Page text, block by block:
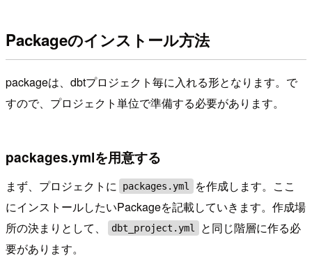
Packageのインストール方法
packageは、dbtプロジェクト毎に入れる形となります。で
すので、プロジェクト単位で準備する必要があります。
packages.ymlを用意する
まず、プロジェクトに packages.yml
を作成します。ここ
にインストールしたいPackageを記載していきます。作成場
所の決まりとして、
dbt_project.yml
と同じ階層に作る必
要があります。